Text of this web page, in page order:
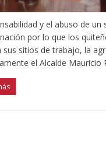
y el abuso de
por lo que los
sus sitios de trabajo, la
el Alcalde Mauricio